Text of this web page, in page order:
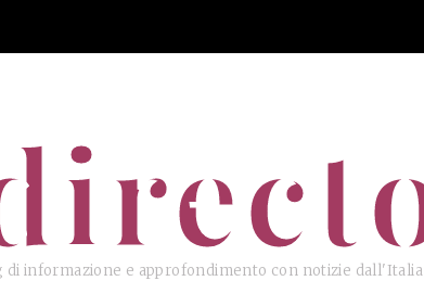
di informazione e approfondimento con notizie dall'Italia